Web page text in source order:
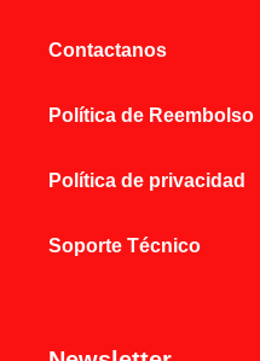
Contactanos
Política de Reembolso
Política de privacidad
Soporte Técnico